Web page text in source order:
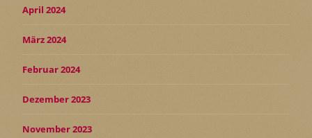
April 2024
März 2024
Februar 2024
Dezember 2023
November 2023